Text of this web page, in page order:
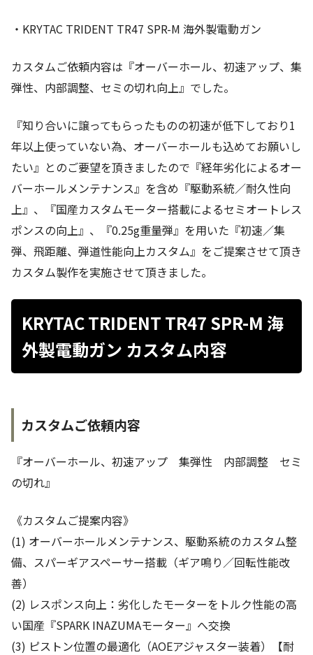
・KRYTAC TRIDENT TR47 SPR-M 海外製電動ガン
カスタムご依頼内容は『オーバーホール、初速アップ、集
弾性、内部調整、セミの切れ向上』でした。
『知り合いに譲ってもらったものの初速が低下しており1
年以上使っていない為、オーバーホールも込めてお願いし
たい』とのご要望を頂きましたので『経年劣化によるオー
バーホールメンテナンス』を含め『駆動系統／耐久性向
上』、『国産カスタムモーター搭載によるセミオートレス
ポンスの向上』、『0.25g重量弾』を用いた『初速／集
弾、飛距離、弾道性能向上カスタム』をご提案させて頂き
カスタム製作を実施させて頂きました。
KRYTAC TRIDENT TR47 SPR-M 海
外製電動ガン カスタム内容
カスタムご依頼内容
『オーバーホール、初速アップ 集弾性 内部調整 セミ
の切れ』
《カスタムご提案内容》
(1) オーバーホールメンテナンス、駆動系統のカスタム整
備、スパーギアスペーサー搭載（ギア鳴り／回転性能改
善）
(2) レスポンス向上：劣化したモーターをトルク性能の高
い国産『SPARK INAZUMAモーター』へ交換
(3) ピストン位置の最適化（AOEアジャスター装着）【耐